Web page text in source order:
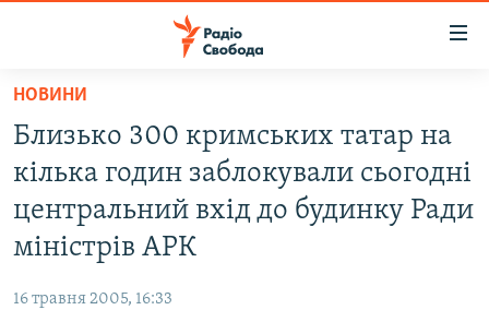
Перейти
основного
матеріалу
до
основної
Перейти
ПОЛІТИКА
СУСПІЛЬСТВО
ВІЙНА
ДОНБАС.РЕАЛІЇ
НОВИНИ
Близько 300 кримських татар на
кілька годин заблокували сьогодні
центральний вхід до будинку Ради
міністрів АРК
16 травня 2005, 16:33